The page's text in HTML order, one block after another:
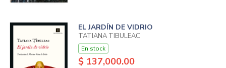
EL JARDÍN DE VIDRIO
TATIANA TIBULEAC
En stock
$ 137,000.00